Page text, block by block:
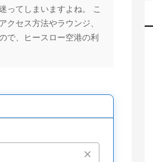
ってしまいますよね。 こ
セス方法やラウンジ、
で、ヒースロー空港の利